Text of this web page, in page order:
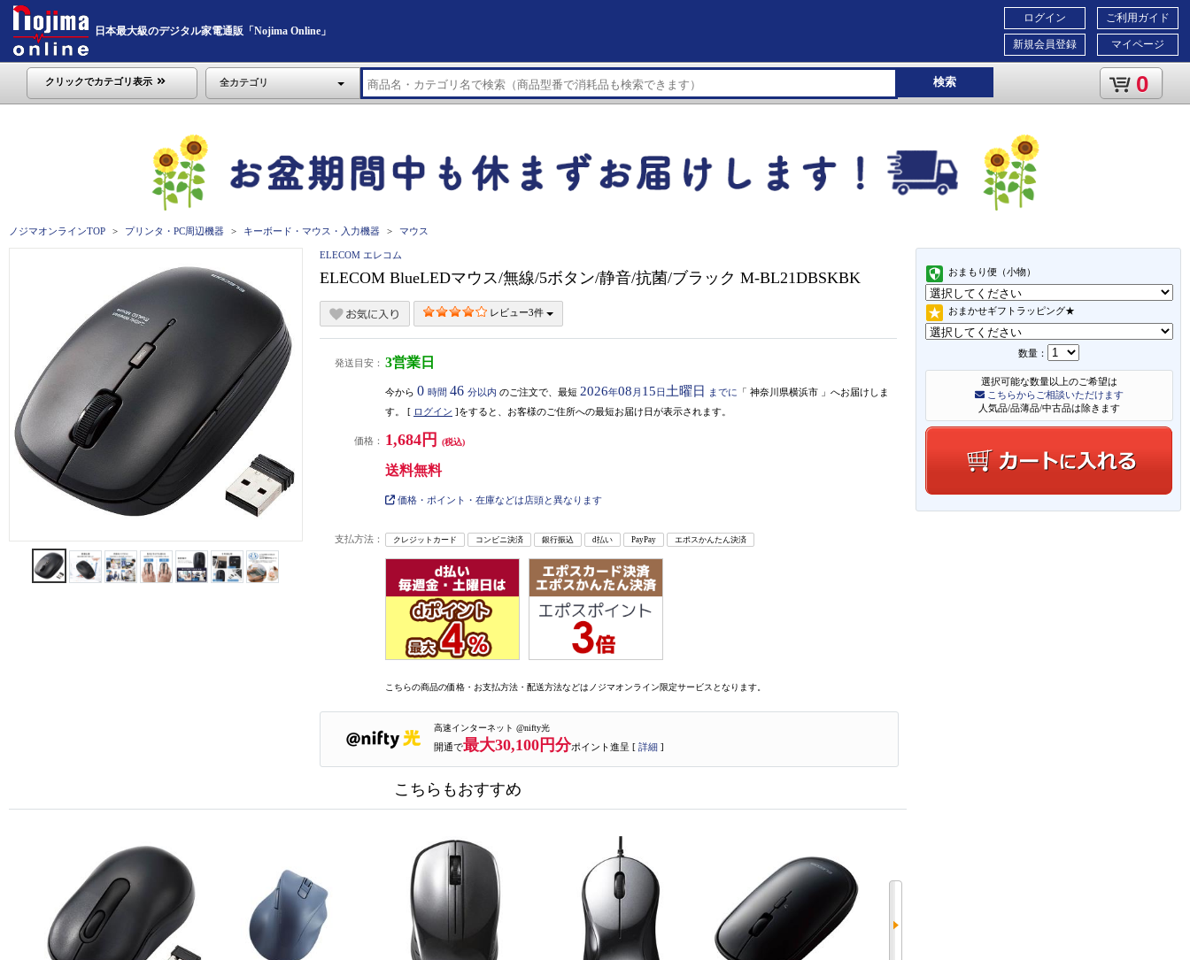
日本最大級のデジタル家電通販「Nojima Online」
ご利用ガイド
マイページ
ログイン
新規会員登録
クリックでカテゴリ表示 全カテゴリ 検索 0
ノジマオンラインTOP プリンタ・PC周辺機器 キーボード・マウス・入力機器 マウス
おまもり便（小物）
おまかせギフトラッピング★
数量：
選択可能な数量以上のご希望は
こちらからご相談いただけます
人気品/品薄品/中古品は除きます
ELECOM エレコム
ELECOM BlueLEDマウス/無線/5ボタン/静音/抗菌/ブラック M-BL21DBSKBK
レビュー3件
発送目安： 3営業日
今から 0 時間 46 分以内 のご注文で、最短 2026年08 月 15日 土曜日 までに 「 神奈川県横浜市 」 へお届けしま
す。 [ ログイン ]をすると、お客様のご住所への最短お届け日が表示されます。
価格： 1,684円 (税込)
送料無料
価格・ポイント・在庫などは店頭と異なります
支払方法： クレジットカード コンビニ決済 銀行振込 d払い PayPay エポスかんたん決済
こちらの商品の価格・お支払方法・配送方法などはノジマオンライン限定サービスとなります。
高速インターネット @nifty光
開通で最大30,100円分ポイント進呈 [ 詳細 ]
こちらもおすすめ